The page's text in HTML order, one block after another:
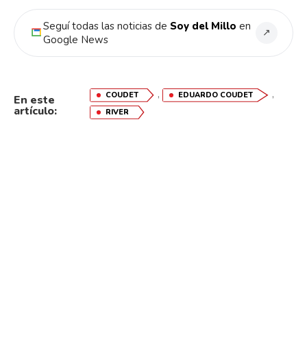
Seguí todas las noticias de Soy del Millo en
Google News
↗
En este
artículo:
COUDET , EDUARDO COUDET ,
RIVER